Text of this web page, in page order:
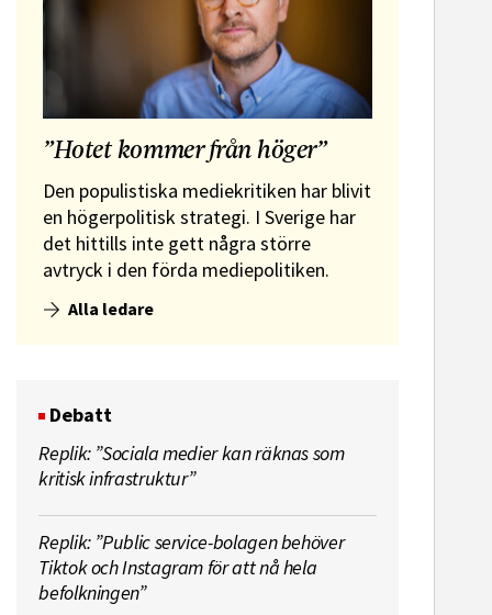
”Hotet kommer från höger”
Den populistiska mediekritiken har blivit
en högerpolitisk strategi. I Sverige har
det hittills inte gett några större
avtryck i den förda mediepolitiken.
Alla ledare
Debatt
Replik: ”Sociala medier kan räknas som
kritisk infrastruktur”
Replik: ”Public service-bolagen behöver
Tiktok och Instagram för att nå hela
befolkningen”